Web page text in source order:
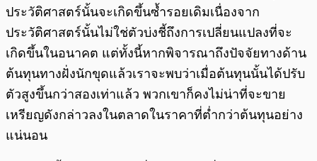
ประวัติศาสตร์นั้นจะเกิดขึ้นซ้ำรอยเดิมเนื่องจาก
ประวัติศาสตร์นั้นไม่ใช่ตัวบ่งชี้ถึงการเปลี่ยนแปลงที่จะ
เกิดขึ้นในอนาคต แต่ทั้งนี้หากพิจารณาถึงปัจจัยทางด้าน
ต้นทุนทางฝั่งนักขุดแล้วเราจะพบว่าเมื่อต้นทุนนั้นได้ปรับ
ตัวสูงขึ้นกว่าสองเท่าแล้ว พวกเขาก็คงไม่น่าที่จะขาย
เหรียญดังกล่าวลงในตลาดในราคาที่ต่ำกว่าต้นทุนอย่าง
แน่นอน